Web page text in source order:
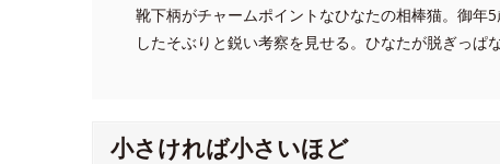
靴下柄がチャームポイントなひなたの相棒猫。御年
したそぶりと鋭い考察を見せる。ひなたが脱ぎっぱ
小さければ小さいほど